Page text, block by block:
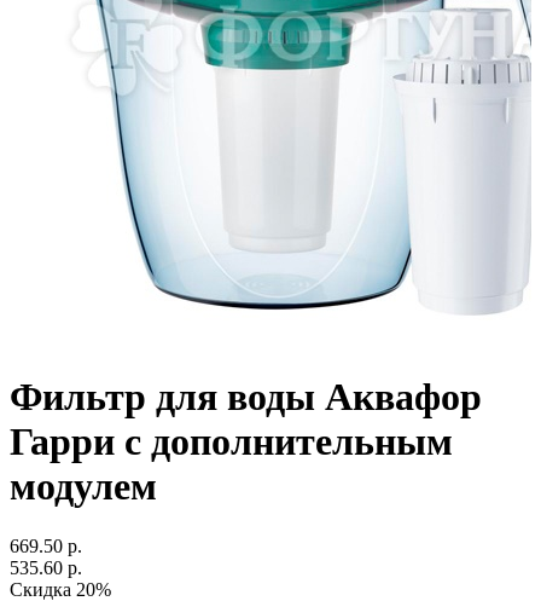
Фильтр для воды Аквафор
Гарри с дополнительным
модулем
669.50 р.
535.60 р.
Скидка 20%